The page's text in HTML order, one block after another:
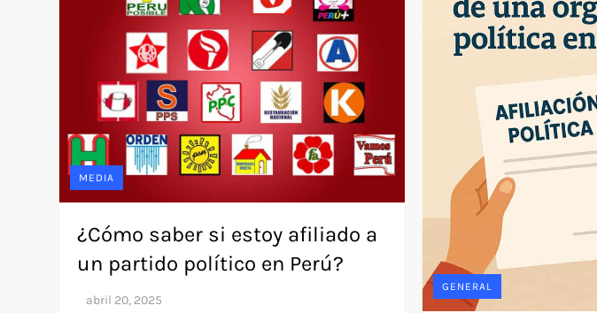
MEDIA
¿Cómo saber si estoy afiliado a
un partido político en Perú?
GENERAL